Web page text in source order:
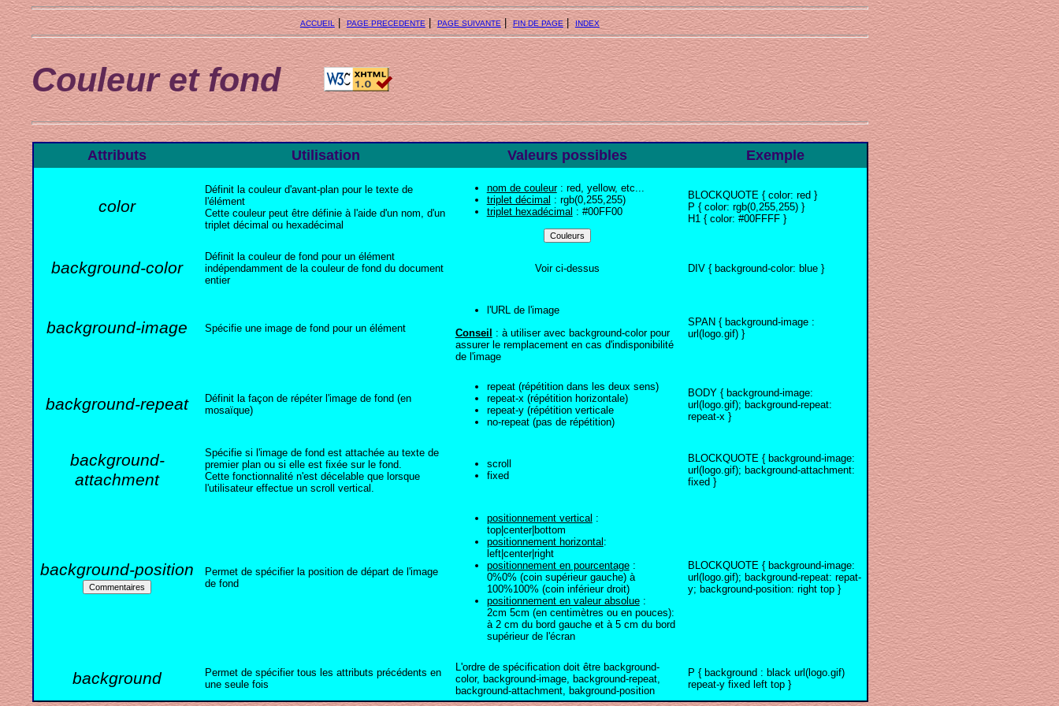
ACCUEIL|PAGE PRECEDENTE|PAGE SUIVANTE|FIN DE PAGE|INDEX
Couleur et fond
Attributs Utilisation Valeurs possibles Exemple
color
Définit la couleur d'avant-plan pour le texte de
l'élément
Cette couleur peut être définie à l'aide d'un nom, d'un
triplet décimal ou hexadécimal
nom de couleur: red, yellow, etc...
triplet décimal : rgb(0,255,255)
triplet hexadécimal : #00FF00
BLOCKQUOTE { color: red }
P { color: rgb(0,255,255) }
H1 { color: #00FFFF }
background-color
Définit la couleur de fond pour un élément
indépendamment de la couleur de fond du document
entier
Voir ci-dessus DIV { background-color: blue }
background-image Spécifie une image de fond pour un élément
l'URL de l'image
Conseil
: à utiliser avec background-color pour
assurer le remplacement en cas d'indisponibilité
de l'image
SPAN { background-image :
url(logo.gif) }
background-repeat
Définit la façon de répéter l'image de fond (en
mosaïque)
repeat (répétition dans les deux sens)
repeat-x (répétition horizontale)
repeat-y (répétition verticale
no-repeat (pas de répétition)
BODY { background-image:
url(logo.gif); background-repeat:
repeat-x }
background-
attachment
Spécifie si l'image de fond est attachée au texte de
premier plan ou si elle est fixée sur le fond.
Cette fonctionnalité n'est décelable que lorsque
l'utilisateur effectue un scroll vertical.
scroll
fixed
BLOCKQUOTE { background-image:
url(logo.gif); background-attachment:
fixed }
background-position
Permet de spécifier la position de départ de l'image
de fond
positionnement vertical :
top|center|bottom
positionnement horizontal :
left|center|right
positionnement en pourcentage:
0%0% (coin supérieur gauche) à
100%100% (coin inférieur droit)
positionnement en valeur absolue:
2cm 5cm (en centimètres ou en pouces):
à 2 cm du bord gauche et à 5 cm du bord
supérieur de l'écran
BLOCKQUOTE { background-image:
url(logo.gif); background-repeat: repat-
y; background-position: right top }
background
Permet de spécifier tous les attributs précédents en
une seule fois
L'ordre de spécification doit être background-
color, background-image, background-repeat,
background-attachment, bakground-position
P { background : black url(logo.gif)
repeat-y fixed left top }